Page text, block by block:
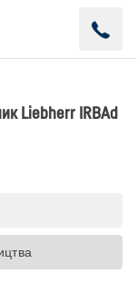
Liebherr IRBAd